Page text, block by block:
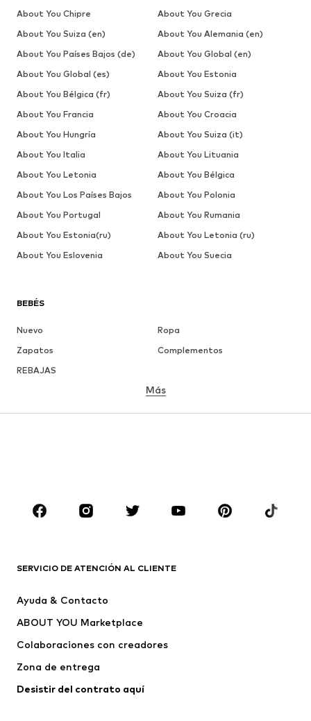
BEBÉS
Nuevo
Ropa
Zapatos
Complementos
REBAJAS
MARCAS
ADIDAS SPORTSWEAR
PUMA
MANUL
Más
SERVICIO DE ATENCIÓN AL CLIENTE
Ayuda & Contacto
ABOUT YOU Marketplace
Colaboraciones con creadores
Zona de entrega
Desistir del contrato aquí
About You Chipre
About You Grecia
About You Suiza (en)
About You Alemania (en)
About You Países Bajos (de)
About You Global (en)
About You Global (es)
About You Estonia
About You Bélgica (fr)
About You Suiza (fr)
About You Francia
About You Croacia
About You Hungría
About You Suiza (it)
About You Italia
About You Lituania
About You Letonia
About You Bélgica
About You Los Países Bajos
About You Polonia
About You Portugal
About You Rumania
About You Estonia(ru)
About You Letonia (ru)
About You Eslovenia
About You Suecia